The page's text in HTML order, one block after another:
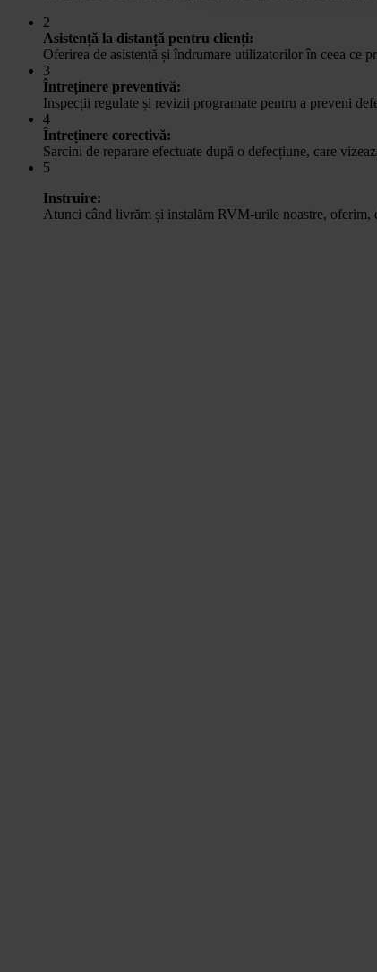
2
Asistență la distanță pentru clienți:
Oferirea de asistență și îndrumare utilizatorilor în ceea ce
3
Întreținere preventivă:
Inspecții regulate și revizii programate pentru a preveni
4
Întreținere corectivă:
Sarcini de reparare efectuate după o defecțiune, care
5
Instruire:
Atunci când livrăm și instalăm RVM-urile noastre, oferim,